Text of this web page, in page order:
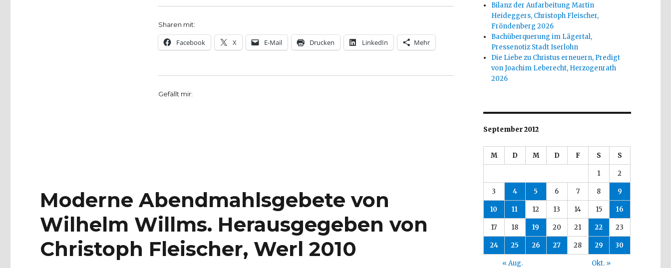
Sharen mit:
Facebook X E-Mail Drucken LinkedIn Mehr
Gefällt mir:
Moderne Abendmahlsgebete von
Wilhelm Willms. Herausgegeben von
Christoph Fleischer, Werl 2010
Bilanz der Aufarbeitung Martin
Heideggers, Christoph Fleischer,
Fröndenberg 2026
Bachüberquerung im Lägertal,
Pressenotiz Stadt Iserlohn
Die Liebe zu Christus erneuern, Predigt
von Joachim Leberecht, Herzogenrath
2026
September 2012
M D M D F S S
1 2
3 4 5 6 7 8 9
10 11 12 13 14 15 16
17 18 19 20 21 22 23
24 25 26 27 28 29 30
« Aug. Okt. »